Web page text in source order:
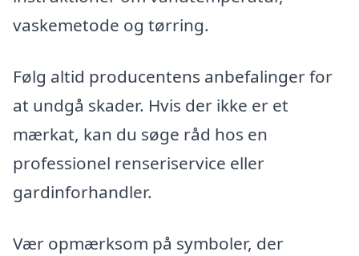
vaskemetode og tørring.
Følg altid producentens anbefalinger for
at undgå skader. Hvis der ikke er et
mærkat, kan du søge råd hos en
professionel renseriservice eller
gardinforhandler.
Vær opmærksom på symboler, der